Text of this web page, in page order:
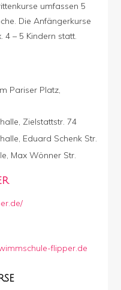
umfassen 5
Die Anfängerkurse
4 – 5 Kindern statt.
Pariser Platz,
Zielstattstr. 74
Eduard Schenk Str.
Max Wönner Str.
flipper.de